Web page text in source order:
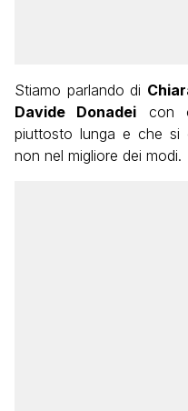
Stiamo parlando di
Davide Donadei con
piuttosto lunga e che si
non nel migliore dei modi.